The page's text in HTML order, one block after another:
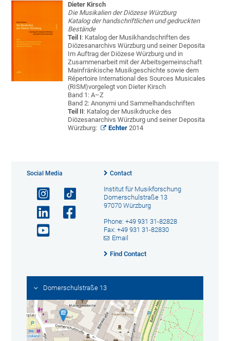
Dieter Kirsch
Die Musikalien der Diözese Würzburg
Katalog der handschriftlichen und gedruckten
Bestände
Teil I: Katalog der Musikhandschriften des
Diözesanarchivs Würzburg und seiner Deposita
Im Auftrag der Diözese Würzburg und in
Zusammenarbeit mit der Arbeitsgemeinschaft
Mainfränkische Musikgeschichte sowie dem
Répertoire International des Sources Musicales
(RISM)vorgelegt von Dieter Kirsch
Band 1: A–Z
Band 2: Anonymi und Sammelhandschriften
Teil II: Katalog der Musikdrucke des
Diözesanarchivs Würzburg und seiner Deposita
Würzburg:
Echter 2014
Social Media Contact
Institut für Musikforschung
Domerschulstraße 13
97070 Würzburg
Phone: +49 931 31-82828
Fax: +49 931 31-82830
Email
Find Contact
Domerschulstraße 13